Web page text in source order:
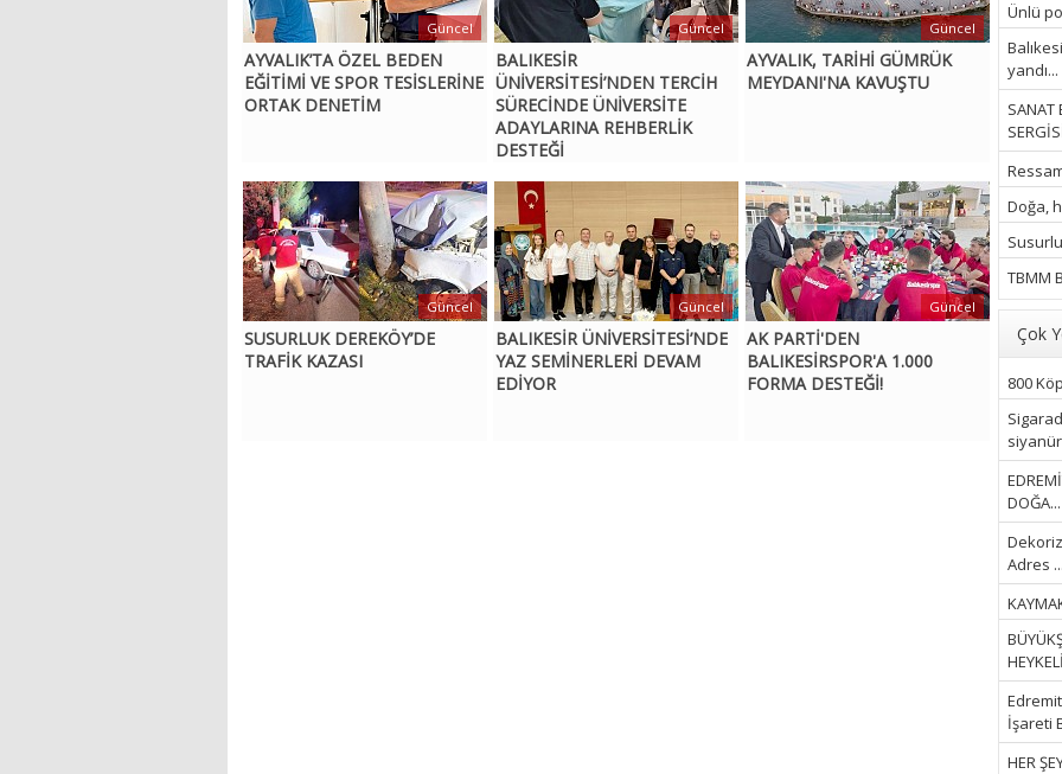
Ünlü
yandı...
SANAT
Doğa,
TBMM
Çok
800
DOĞA...
Adres ...
İşareti
HER
AYVALIK’TA ÖZEL BEDEN
EĞİTİMİ VE SPOR TESİSLERİNE
ORTAK DENETİM
Güncel
BALIKESİR
ÜNİVERSİTESİ’NDEN TERCİH
SÜRECİNDE ÜNİVERSİTE
ADAYLARINA REHBERLİK
DESTEĞİ
Güncel
AYVALIK, TARİHİ GÜMRÜK
MEYDANI'NA KAVUŞTU
Güncel
SUSURLUK DEREKÖY’DE
TRAFİK KAZASI
Güncel
BALIKESİR ÜNİVERSİTESİ’NDE
YAZ SEMİNERLERİ DEVAM
EDİYOR
Güncel
AK PARTİ'DEN
BALIKESİRSPOR'A 1.000
FORMA DESTEĞİ!
Güncel